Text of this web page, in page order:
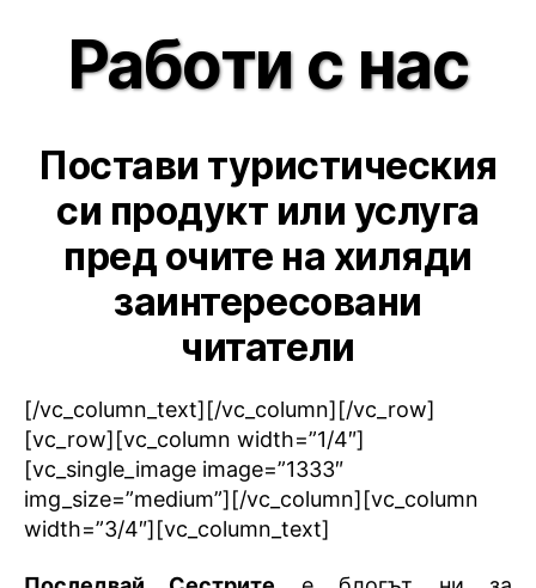
Работи с нас
Постави туристическия
си продукт или услуга
пред очите на хиляди
заинтересовани
читатели
[/vc_column_text][/vc_column][/vc_row]
[vc_row][vc_column width=”1/4″]
[vc_single_image image=”1333″
img_size=”medium”][/vc_column][vc_column
width=”3/4″][vc_column_text]